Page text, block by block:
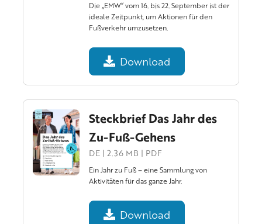
Die „EMW“ vom 16. bis 22. September ist der
ideale Zeitpunkt, um Aktionen für den
Fußverkehr umzusetzen.
Download
Steckbrief Das Jahr des
Zu-Fuß-Gehens
DE | 2.36 MB | PDF
Ein Jahr zu Fuß – eine Sammlung von
Aktivitäten für das ganze Jahr.
Download